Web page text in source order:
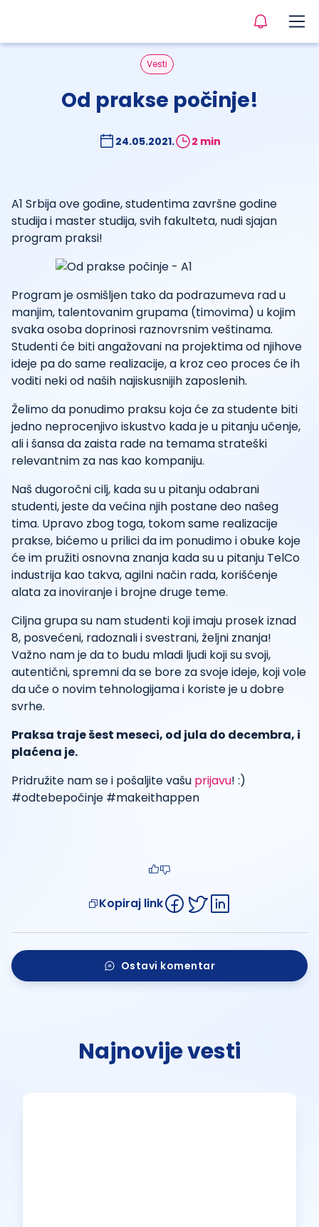
Vesti
Od prakse počinje!
24.05.2021. 2 min
A1 Srbija ove godine, studentima završne godine
studija i master studija, svih fakulteta, nudi sjajan
program praksi!
Program je osmišljen tako da podrazumeva rad u
manjim, talentovanim grupama (timovima) u kojim
svaka osoba doprinosi raznovrsnim veštinama.
Studenti će biti angažovani na projektima od njihove
ideje pa do same realizacije, a kroz ceo proces će ih
voditi neki od naših najiskusnijih zaposlenih.
Želimo da ponudimo praksu koja će za studente biti
jedno neprocenjivo iskustvo kada je u pitanju učenje,
ali i šansa da zaista rade na temama strateški
relevantnim za nas kao kompaniju.
Naš dugoročni cilj, kada su u pitanju odabrani
studenti, jeste da većina njih postane deo našeg
tima. Upravo zbog toga, tokom same realizacije
prakse, bićemo u prilici da im ponudimo i obuke koje
će im pružiti osnovna znanja kada su u pitanju TelCo
industrija kao takva, agilni način rada, korišćenje
alata za inoviranje i brojne druge teme.
Ciljna grupa su nam studenti koji imaju prosek iznad
8, posvećeni, radoznali i svestrani, željni znanja!
Važno nam je da to budu mladi ljudi koji su svoji,
autentični, spremni da se bore za svoje ideje, koji vole
da uče o novim tehnologijama i koriste je u dobre
svrhe.
Praksa traje šest meseci, od jula do decembra, i
plaćena je.
Pridružite nam se i pošaljite vašu prijavu! :)
#odtebepočinje #makeithappen
Kopiraj link
Ostavi komentar
Najnovije vesti